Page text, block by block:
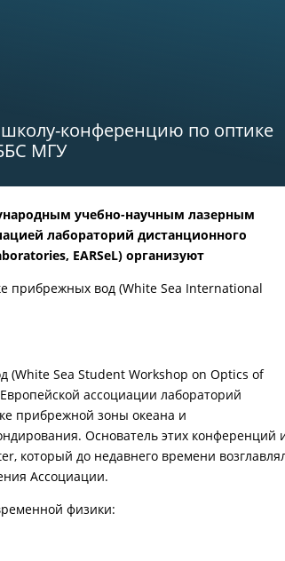
конференцию по оптике
МГУ
учебно-научным лазерным
лабораторий дистанционного
EARSeL) организуют
вод (White Sea International
(White Sea Student Workshop on Optics of
ассоциации лабораторий
прибрежной зоны океана и
Основатель этих конференций
который до недавнего времени
Ассоциации.
физики: